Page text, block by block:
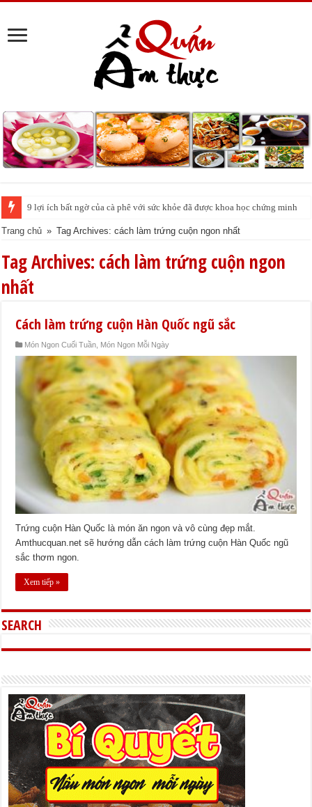
9 lợi ích bất ngờ của cà phê với sức khỏe đã được khoa học chứng minh
Trang chủ » Tag Archives: cách làm trứng cuộn ngon nhất
Tag Archives: cách làm trứng cuộn ngon
nhất
Cách làm trứng cuộn Hàn Quốc ngũ sắc
Món Ngon Cuối Tuần Món Ngon Mỗi Ngày
Trứng cuộn Hàn Quốc là món ăn ngon và vô cùng đẹp mắt.
Amthucquan.net sẽ hướng dẫn cách làm trứng cuộn Hàn Quốc ngũ
sắc thơm ngon.
Xem tiếp »
SEARCH